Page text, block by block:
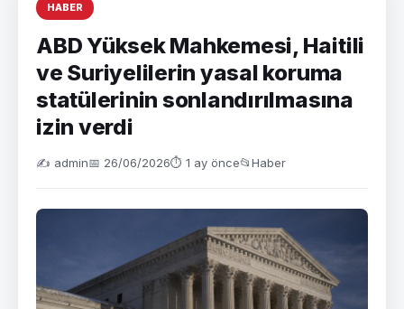
HABER
ABD Yüksek Mahkemesi, Haitili
ve Suriyelilerin yasal koruma
statülerinin sonlandırılmasına
izin verdi
✍️ admin📅 26/06/2026⏱ 1 ay önce📂Haber